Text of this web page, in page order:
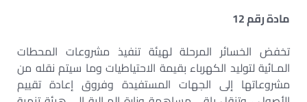
مادة رقم 12
تخفض الخسائر المرحلة لهيئة تنفيذ مشروعات المحطات
المـائية لتوليد الكهرباء بقيمة الاحتياطيات وما سيتم نقله من
مشروعاتها إلى الجهات المستفيدة وفروق إعادة تقييم